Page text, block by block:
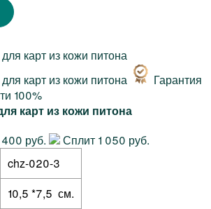
Гарантия
100%
карт из кожи питона
руб.
Сплит 1 050 руб.
chz-020-3
10,5 *7,5 см.